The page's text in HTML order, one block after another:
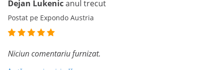
Dejan Lukenicanul trecut
Postat pe Expondo Austria
Niciun comentariu furnizat.